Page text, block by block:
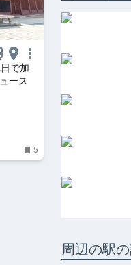
で加
ース
5
周辺の駅